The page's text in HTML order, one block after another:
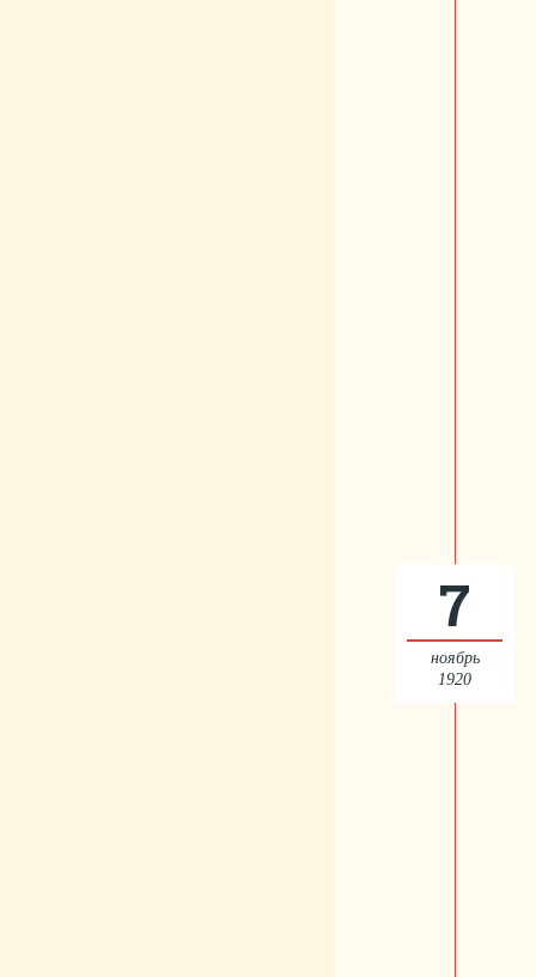
7
ноябрь
1920